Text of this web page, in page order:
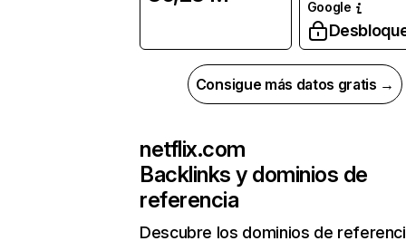
Google
Consigue más datos gratis →
netflix.com
Backlinks y dominios de
referencia
Descubre los dominios de